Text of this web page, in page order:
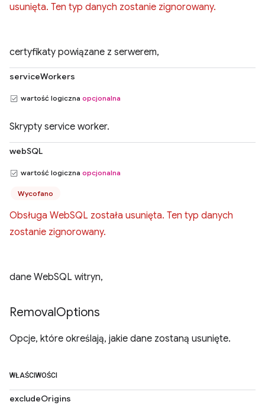
usunięta. Ten typ danych zostanie zignorowany.
certyfikaty powiązane z serwerem,
serviceWorkers
wartość logiczna opcjonalna
Skrypty service worker.
webSQL
wartość logiczna opcjonalna
Wycofano
Obsługa WebSQL została usunięta. Ten typ danych
zostanie zignorowany.
dane WebSQL witryn,
RemovalOptions
Opcje, które określają, jakie dane zostaną usunięte.
WŁAŚCIWOŚCI
excludeOrigins